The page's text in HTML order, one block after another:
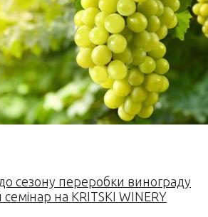
сезону переробки винограду
на KRITSKI WINERY